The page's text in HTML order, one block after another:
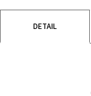
DETAIL